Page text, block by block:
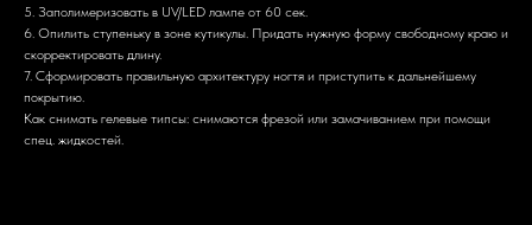
5. Заполимеризовать в UV/LED лампе от 60 сек.
6. Опилить ступеньку в зоне кутикулы. Придать нужную форму свободному краю и
скорректировать длину.
7. Сформировать правильную архитектуру ногтя и приступить к дальнейшему
покрытию.
Как снимать гелевые типсы: снимаются фрезой или замачиванием при помощи
спец. жидкостей.